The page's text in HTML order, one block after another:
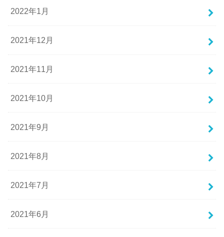
2022年1月
2021年12月
2021年11月
2021年10月
2021年9月
2021年8月
2021年7月
2021年6月